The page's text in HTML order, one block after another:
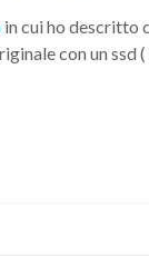
in cui ho descritto
con un ssd